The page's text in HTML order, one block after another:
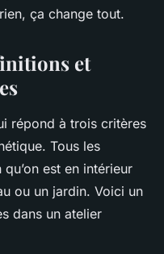
ça change tout.
et
répond à trois critères
Tous les
est en intérieur
ou un jardin. Voici un
dans un atelier